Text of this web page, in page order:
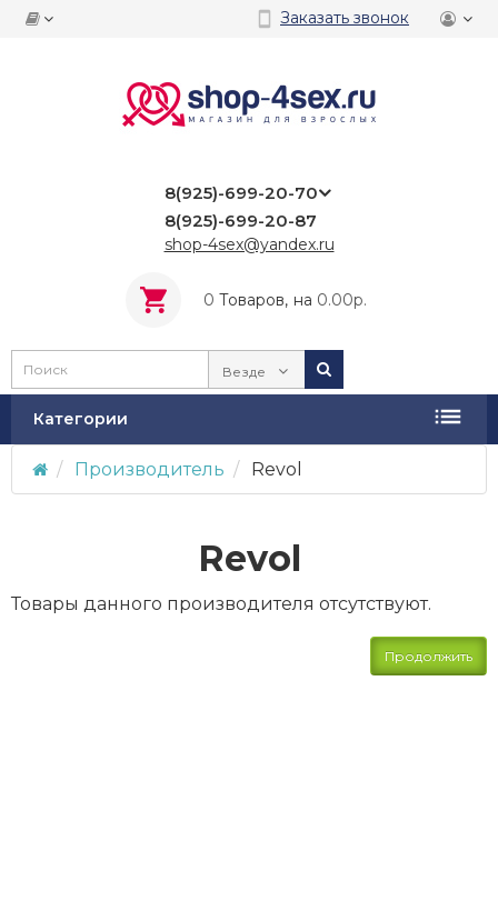
Заказать звонок
8(925)-699-20-70
8(925)-699-20-87
shop-4sex@yandex.ru
0 Tоваров, на 0.00р.
Везде
Категории
Производитель Revol
Revol
Товары данного производителя отсутствуют.
Продолжить